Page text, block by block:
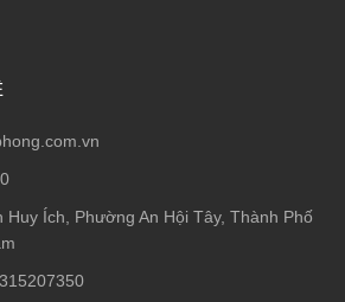
Huy Ích, Phường An Hội Tây, Thành Phố